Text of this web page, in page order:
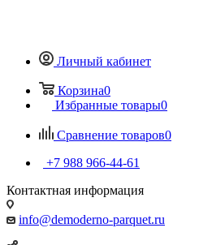
Личный кабинет
Корзина0
Избранные товары0
Сравнение товаров0
+7 988 966-44-61
Контактная информация
info@demoderno-parquet.ru